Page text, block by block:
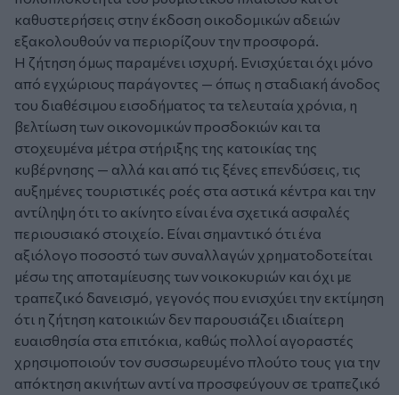
καθυστερήσεις στην έκδοση οικοδομικών αδειών
εξακολουθούν να περιορίζουν την προσφορά.
Η ζήτηση όμως παραμένει ισχυρή. Ενισχύεται όχι μόνο
από εγχώριους παράγοντες — όπως η σταδιακή άνοδος
του διαθέσιμου εισοδήματος τα τελευταία χρόνια, η
βελτίωση των οικονομικών προσδοκιών και τα
στοχευμένα μέτρα στήριξης της κατοικίας της
κυβέρνησης — αλλά και από τις ξένες επενδύσεις, τις
αυξημένες τουριστικές ροές στα αστικά κέντρα και την
αντίληψη ότι το ακίνητο είναι ένα σχετικά ασφαλές
περιουσιακό στοιχείο. Είναι σημαντικό ότι ένα
αξιόλογο ποσοστό των συναλλαγών χρηματοδοτείται
μέσω της αποταμίευσης των νοικοκυριών και όχι με
τραπεζικό δανεισμό, γεγονός που ενισχύει την εκτίμηση
ότι η ζήτηση κατοικιών δεν παρουσιάζει ιδιαίτερη
ευαισθησία στα επιτόκια, καθώς πολλοί αγοραστές
χρησιμοποιούν τον συσσωρευμένο πλούτο τους για την
απόκτηση ακινήτων αντί να προσφεύγουν σε τραπεζικό